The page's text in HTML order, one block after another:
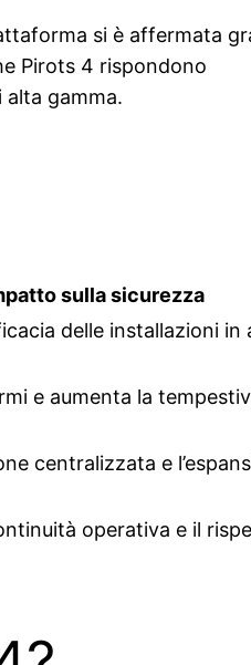
si è affermata
Pirots 4 rispondono
alta gamma.
sulla sicurezza
delle installazioni in
e aumenta la
centralizzata e
operativa e il